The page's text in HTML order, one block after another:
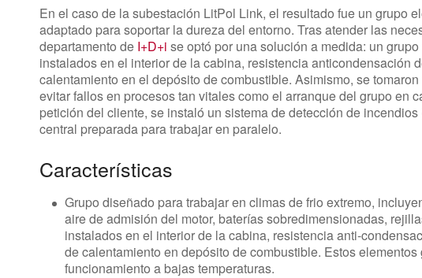
En el caso de la subestación LitPol Link, el resultado fue un grupo
adaptado para soportar la dureza del entorno. Tras atender las
departamento de I+D+i se optó por una solución a medida: un
instalados en el interior de la cabina, resistencia anticondensación
calentamiento en el depósito de combustible. Asimismo, se
evitar fallos en procesos tan vitales como el arranque del grupo en
petición del cliente, se instaló un sistema de detección de
central preparada para trabajar en paralelo.
Características
Grupo diseñado para trabajar en climas de frio extremo,
aire de admisión del motor, baterías sobredimensionadas,
instalados en el interior de la cabina, resistencia anti-
de calentamiento en depósito de combustible. Estos
funcionamiento a bajas temperaturas.